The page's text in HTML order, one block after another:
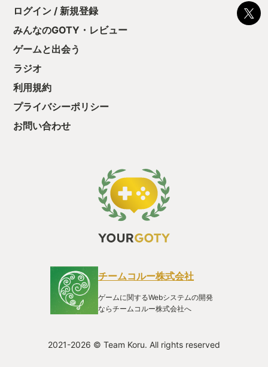
ログイン / 新規登録
みんなのGOTY・レビュー
ゲームと出会う
ラジオ
利用規約
プライバシーポリシー
お問い合わせ
チームコルー株式会社
ゲームに関するWebシステムの開発
ならチームコルー株式会社へ
2021-2026 © Team Koru. All rights reserved